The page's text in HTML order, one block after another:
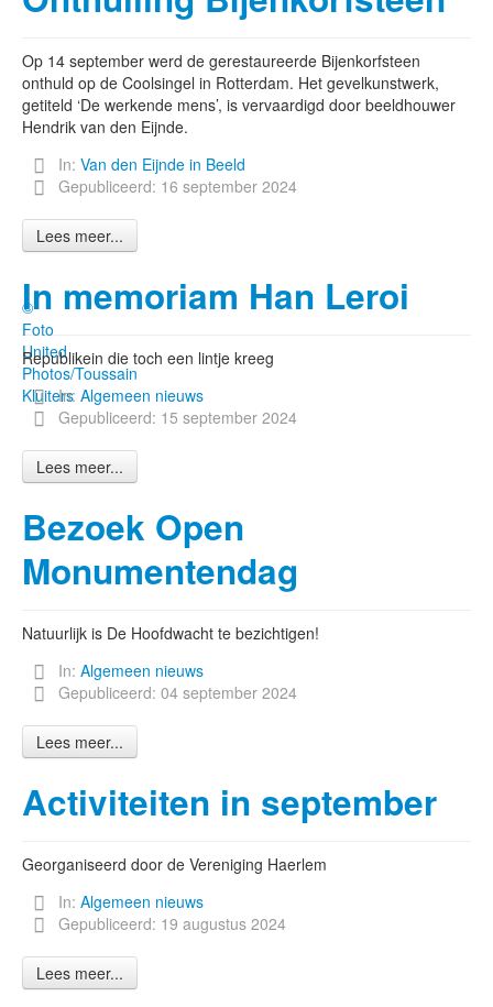
Op 14 september werd de gerestaureerde Bijenkorfsteen
onthuld op de Coolsingel in Rotterdam. Het gevelkunstwerk,
getiteld ‘De werkende mens’, is vervaardigd door beeldhouwer
Hendrik van den Eijnde.
In: Van den Eijnde in Beeld
Gepubliceerd: 16 september 2024
Lees meer...
©
Foto
United
Photos/Toussain
Kluiters
In memoriam Han Leroi
Republikein die toch een lintje kreeg
In: Algemeen nieuws
Gepubliceerd: 15 september 2024
Lees meer...
Bezoek Open
Monumentendag
Natuurlijk is De Hoofdwacht te bezichtigen!
In: Algemeen nieuws
Gepubliceerd: 04 september 2024
Lees meer...
Activiteiten in september
Georganiseerd door de Vereniging Haerlem
In: Algemeen nieuws
Gepubliceerd: 19 augustus 2024
Lees meer...